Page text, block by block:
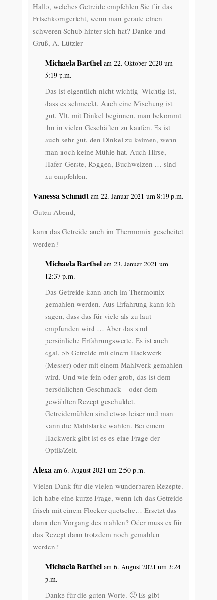
Hallo, welches Getreide empfehlen Sie für das
Frischkorngericht, wenn man gerade einen
schweren Schub hinter sich hat? Danke und
Gruß, A. Lützler
Michaela Barthel am 22. Oktober 2020 um
5:19 p.m.
Das ist eigentlich nicht wichtig. Wichtig ist,
dass es schmeckt. Auch eine Mischung ist
gut. Vlt. mit Dinkel beginnen, man bekommt
ihn in vielen Geschäften zu kaufen. Es ist
auch sehr gut, den Dinkel zu keimen, wenn
man noch keine Mühle hat. Auch Hirse,
Hafer, Gerste, Roggen, Buchweizen … sind
zu empfehlen.
Vanessa Schmidt am 22. Januar 2021 um 8:19 p.m.
Guten Abend,
kann das Getreide auch im Thermomix gescheitet
werden?
Michaela Barthel am 23. Januar 2021 um
12:37 p.m.
Das Getreide kann auch im Thermomix
gemahlen werden. Aus Erfahrung kann ich
sagen, dass das für viele als zu laut
empfunden wird … Aber das sind
persönliche Erfahrungswerte. Es ist auch
egal, ob Getreide mit einem Hackwerk
(Messer) oder mit einem Mahlwerk gemahlen
wird. Und wie fein oder grob, das ist dem
persönlichen Geschmack – oder dem
gewählten Rezept geschuldet.
Getreidemühlen sind etwas leiser und man
kann die Mahlstärke wählen. Bei einem
Hackwerk gibt ist es es eine Frage der
Optik/Zeit.
Alexa am 6. August 2021 um 2:50 p.m.
Vielen Dank für die vielen wunderbaren Rezepte.
Ich habe eine kurze Frage, wenn ich das Getreide
frisch mit einem Flocker quetsche… Ersetzt das
dann den Vorgang des mahlen? Oder muss es für
das Rezept dann trotzdem noch gemahlen
werden?
Michaela Barthel am 6. August 2021 um 3:24
p.m.
Danke für die guten Worte. 🙂 Es gibt